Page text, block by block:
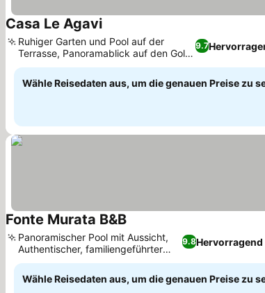
Casa Le AgaviPreise sehen
9.7
Ruhiger Garten und Pool auf der
Terrasse, Panoramablick auf den Golf
von Portoferraio
Wähle Reisedaten aus, um die genauen Preise zu
Fonte Murata B&BPreise sehen
9.8Hervorragend
Panoramischer Pool mit Aussicht,
Authentischer, familiengeführter
Landurlaub
Wähle Reisedaten aus, um die genauen Preise zu